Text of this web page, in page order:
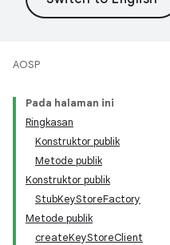
AOSP
Pada halaman ini
Ringkasan
Konstruktor publik
Metode publik
Konstruktor publik
StubKeyStoreFactory
Metode publik
createKeyStoreClient